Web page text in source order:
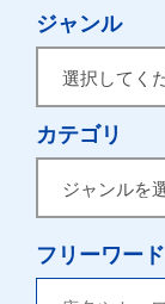
ジャンル
カテゴリ
フリーワード